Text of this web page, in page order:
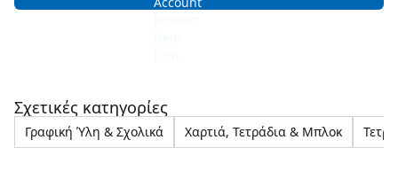
Σχετικές κατηγορίες
Γραφική Ύλη & Σχολικά Χαρτιά, Τετράδια & Μπλοκ